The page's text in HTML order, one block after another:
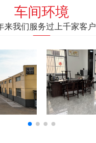
车间环境
来我们服务过上千家客户